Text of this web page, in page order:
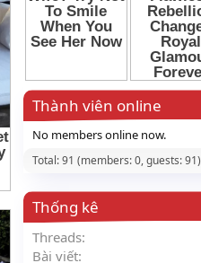
Thành viên online
No members online now.
Total: 91 (members: 0, guests: 91)
Thống kê
Threads
Bài viết